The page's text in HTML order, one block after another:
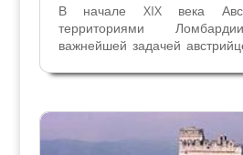
В начале XIX века
территориями
важнейшей задачей
Генерал Франц фон Шолль в
разработал план надёжной...
Праздники и легенды